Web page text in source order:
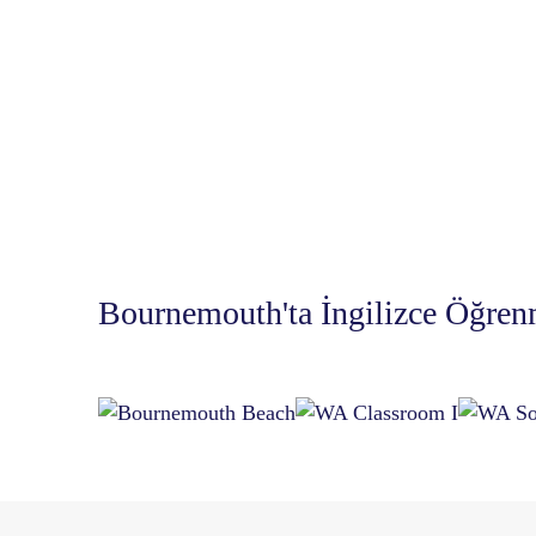
Bournemouth'ta İngilizce